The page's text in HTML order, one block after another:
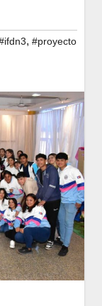
, #proyecto